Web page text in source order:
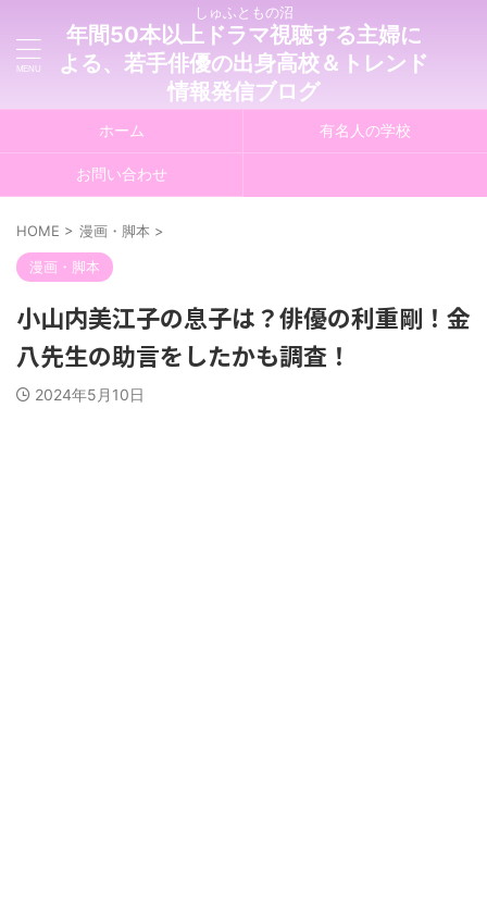
しゅふともの沼
年間50本以上ドラマ視聴する主婦に
よる、若手俳優の出身高校＆トレンド
情報発信ブログ
ホーム 有名人の学校
お問い合わせ
HOME > 漫画・脚本 >
漫画・脚本
小山内美江子の息子は？俳優の利重剛！金
八先生の助言をしたかも調査！
2024年5月10日